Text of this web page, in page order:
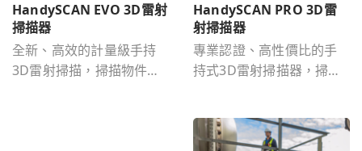
HandySCAN EVO 3D雷射
掃描器
全新、高效的計量級手持
3D雷射掃描，掃描物件尺
HandySCAN PRO 3D雷
射掃描器
專業認證、高性價比的手
持式3D雷射掃描器，掃描